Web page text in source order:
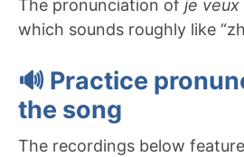
The pronunciation of je veux
which sounds roughly like
🔊 Practice
the song
The recordings below